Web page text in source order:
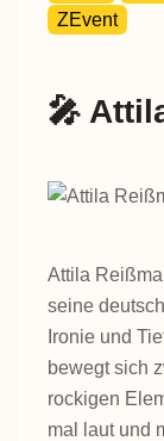
ZEvent
🎤
Attila
seine
Ironie und
bewegt sich
rockigen
mal laut und